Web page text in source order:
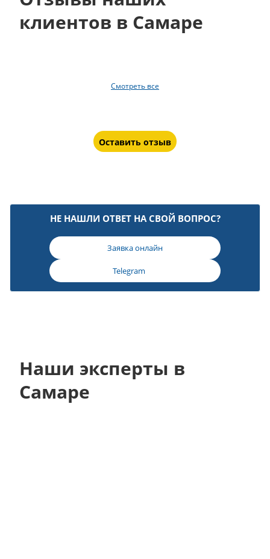
клиентов в Самаре
Смотреть все
Оставить отзыв
НЕ НАШЛИ ОТВЕТ НА СВОЙ ВОПРОС?
Заявка онлайн
Telegram
Наши эксперты в
Самаре